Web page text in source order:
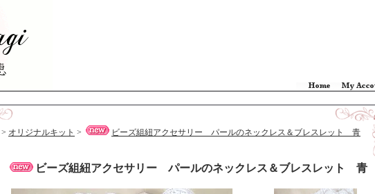
> オリジナルキット > ビーズ組紐アクセサリー パールのネックレス＆ブレスレット 青
ビーズ組紐アクセサリー パールのネックレス＆ブレスレット 青